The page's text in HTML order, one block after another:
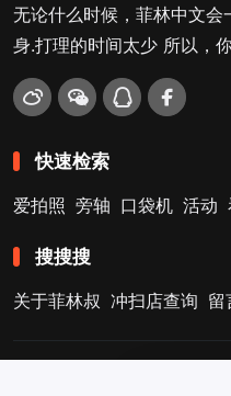
无论什么时候，菲林中文
身.打理的时间太少 所以，
快速检索
爱拍照 旁轴 口袋机 活动
搜搜搜
关于菲林叔 冲扫店查询 留